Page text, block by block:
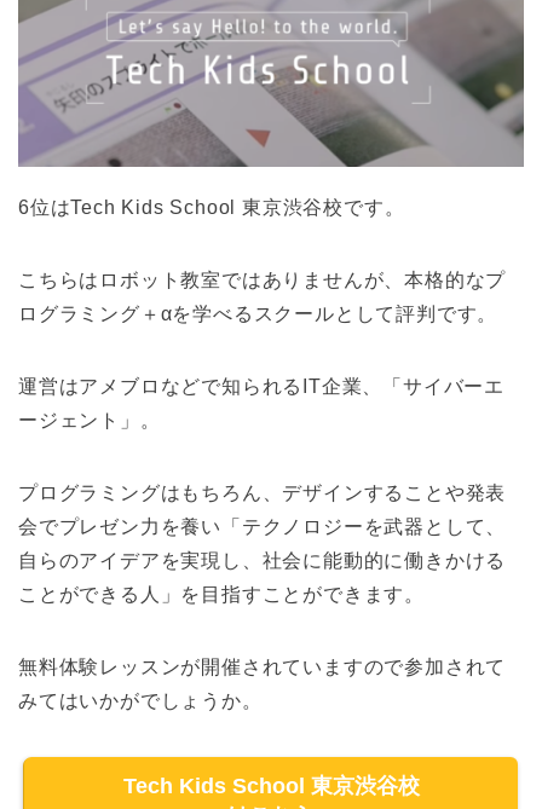
6位はTech Kids School 東京渋谷校です。
こちらはロボット教室ではありませんが、本格的なプ
ログラミング＋αを学べるスクールとして評判です。
運営はアメブロなどで知られるIT企業、「サイバーエ
ージェント」。
プログラミングはもちろん、デザインすることや発表
会でプレゼン力を養い「テクノロジーを武器として、
自らのアイデアを実現し、社会に能動的に働きかける
ことができる人」を目指すことができます。
無料体験レッスンが開催されていますので参加されて
みてはいかがでしょうか。
Tech Kids School 東京渋谷校